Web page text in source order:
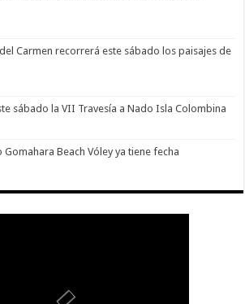
Carmen recorrerá este sábado los paisajes de
sábado la VII Travesía a Nado Isla Colombina
Beach Vóley ya tiene fecha